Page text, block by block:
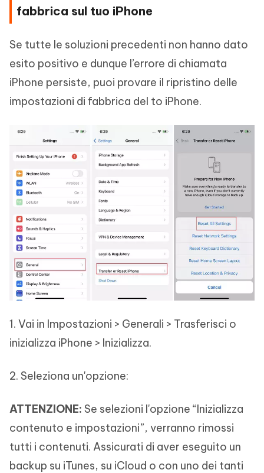
fabbrica sul tuo iPhone
Se tutte le soluzioni precedenti non hanno dato
esito positivo e dunque l’errore di chiamata
iPhone persiste, puoi provare il ripristino delle
impostazioni di fabbrica del to iPhone.
1. Vai in Impostazioni > Generali > Trasferisci o
inizializza iPhone > Inizializza.
2. Seleziona un'opzione:
ATTENZIONE: Se selezioni l'opzione “Inizializza
contenuto e impostazioni”, verranno rimossi
tutti i contenuti. Assicurati di aver eseguito un
backup su iTunes, su iCloud o con uno dei tanti